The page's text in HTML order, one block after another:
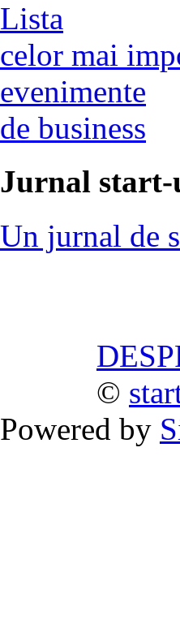
Lista
celor mai
evenimente
de business
Jurnal start-
Un jurnal de
©
Powered by